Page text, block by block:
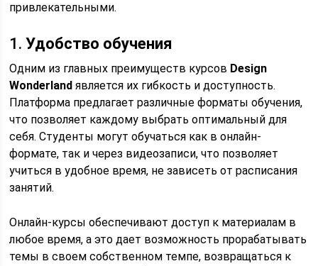
привлекательными.
1.Удобство обучения
Одним из главных преимуществ курсов Design
Wonderland является их гибкость и доступность.
Платформа предлагает различные форматы обучения,
что позволяет каждому выбрать оптимальный для
себя. Студенты могут обучаться как в онлайн-
формате, так и через видеозаписи, что позволяет
учиться в удобное время, не зависеть от расписания
занятий.
Онлайн-курсы обеспечивают доступ к материалам в
любое время, а это дает возможность прорабатывать
темы в своем собственном темпе, возвращаться к